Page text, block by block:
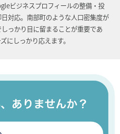
ビジネスプロフィールの整備・投
対応。南部町のような人口密集度が
っかり目に留まることが重要であ
にしっかり応えます。